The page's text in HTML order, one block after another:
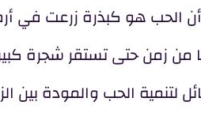
الحب هو كبذرة زرعت في
من زمن حتى تستقر شجرة
لتنمية الحب والمودة بين